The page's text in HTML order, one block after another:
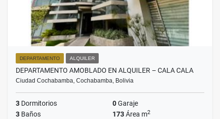
DEPARTAMENTO ALQUILER
DEPARTAMENTO AMOBLADO EN ALQUILER – CALA CALA
Ciudad Cochabamba, Cochabamba, Bolivia
3 Dormitorios 0Garaje
3 Baños 173Área m2